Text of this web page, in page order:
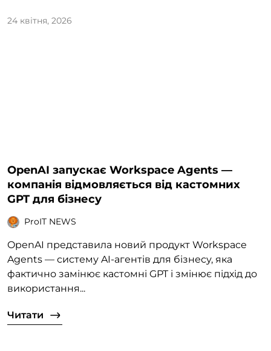
24 квітня, 2026
OpenAI запускає Workspace Agents —
компанія відмовляється від кастомних
GPT для бізнесу
ProIT NEWS
OpenAI представила новий продукт Workspace
Agents — систему AI-агентів для бізнесу, яка
фактично замінює кастомні GPT і змінює підхід до
використання...
Читати